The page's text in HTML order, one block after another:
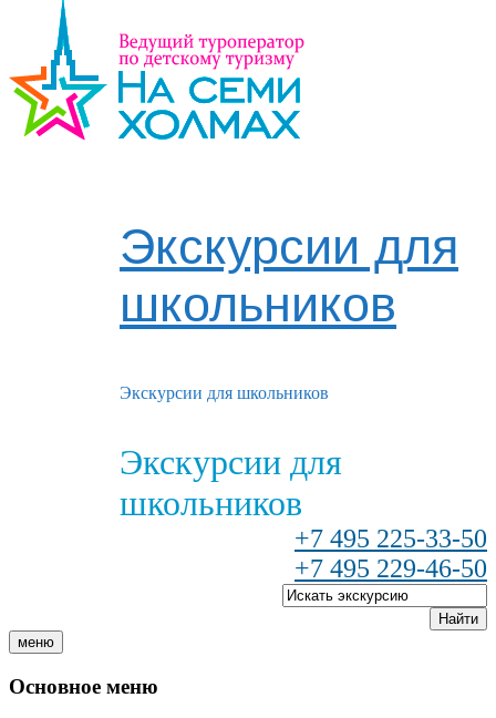
Экскурсии для
школьников
Экскурсии для школьников
Экскурсии для
школьников
+7 495 225-33-50
+7 495 229-46-50
Найти
меню
Основное меню